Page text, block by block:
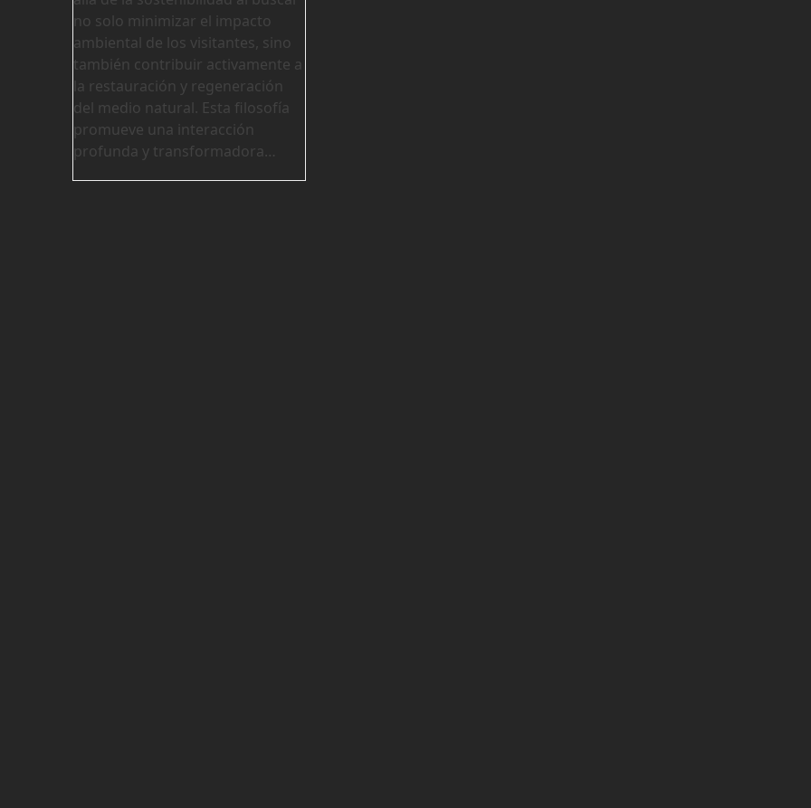
no solo minimizar el impacto
ambiental de los visitantes, sino
también contribuir activamente a
la restauración y regeneración
del medio natural. Esta filosofía
promueve una interacción
profunda y transformadora…